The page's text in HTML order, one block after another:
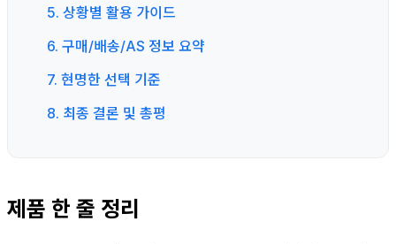
5. 상황별 활용 가이드
6. 구매/배송/AS 정보 요약
7. 현명한 선택 기준
8. 최종 결론 및 총평
제품 한 줄 정리